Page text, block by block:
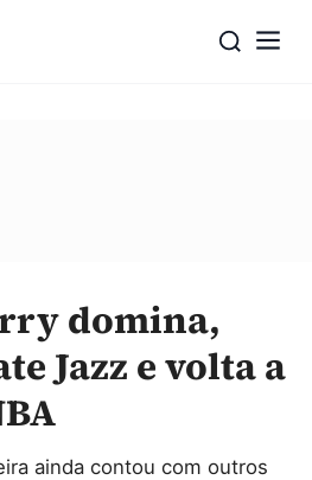
domina,
Jazz e volta a
ainda contou com outros